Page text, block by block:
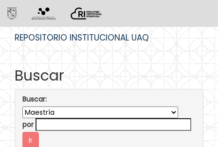
REPOSITORIO INSTITUCIONAL UAQ
Buscar
Buscar:
por